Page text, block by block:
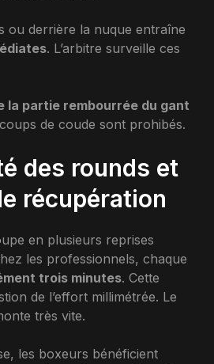
ou derrière la nuque entraîne
. L’arbitre surveille ces
la partie rembourrée du gant
de coude sont prohibés.
des rounds et
récupération
en plusieurs reprises
les professionnels, chaque
trois minutes. Cette
de l’effort millimétrée. Le
très vite.
les boxeurs bénéficient